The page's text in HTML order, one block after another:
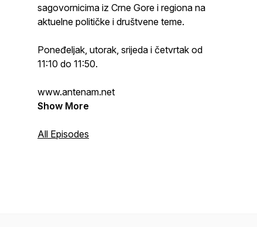
sagovornicima iz Crne Gore i regiona na
aktuelne političke i društvene teme.
Poneđeljak, utorak, srijeda i četvrtak od
11:10 do 11:50.
www.antenam.net
Show More
All Episodes